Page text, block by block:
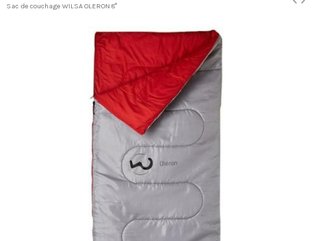
Sac de couchage WILSA OLERON 8°